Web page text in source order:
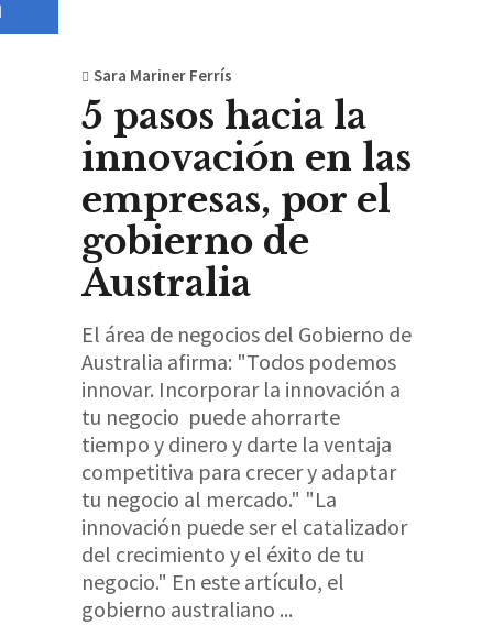
Sara Mariner Ferrís
5 pasos hacia la
innovación en las
empresas, por el
gobierno de
Australia
El área de negocios del Gobierno de
Australia afirma: "Todos podemos
innovar. Incorporar la innovación a
tu negocio puede ahorrarte
tiempo y dinero y darte la ventaja
competitiva para crecer y adaptar
tu negocio al mercado." "La
innovación puede ser el catalizador
del crecimiento y el éxito de tu
negocio." En este artículo, el
gobierno australiano